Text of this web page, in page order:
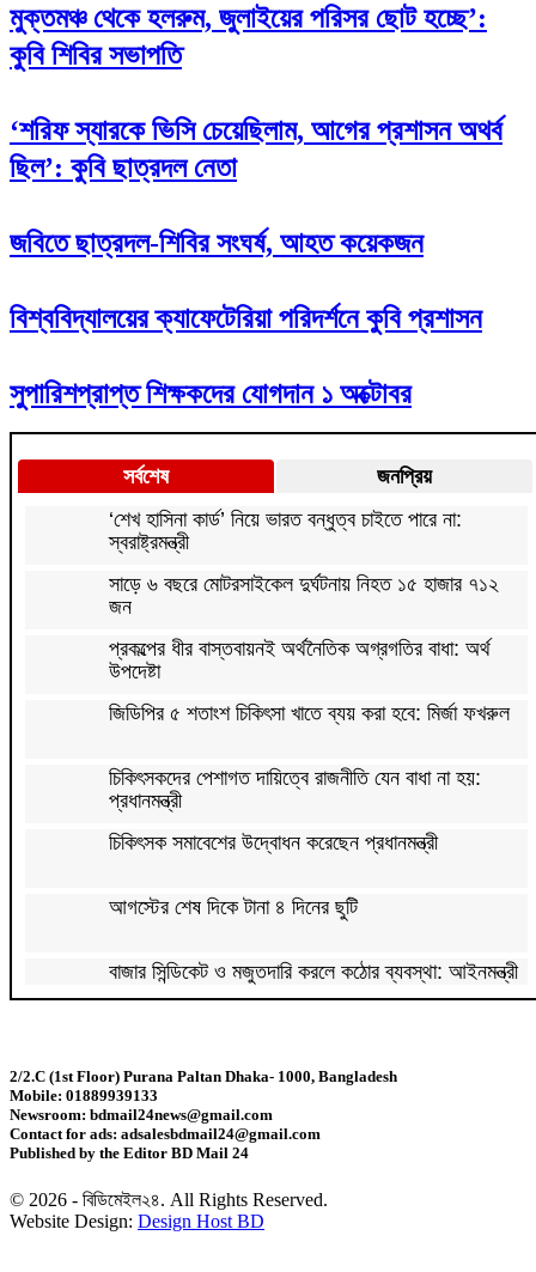
মুক্তমঞ্চ থেকে হলরুম, জুলাইয়ের পরিসর ছোট হচ্ছে’:
কুবি শিবির সভাপতি
‘শরিফ স্যারকে ভিসি চেয়েছিলাম, আগের প্রশাসন অথর্ব
ছিল’: কুবি ছাত্রদল নেতা
জবিতে ছাত্রদল-শিবির সংঘর্ষ, আহত কয়েকজন
বিশ্ববিদ্যালয়ের ক্যাফেটেরিয়া পরিদর্শনে কুবি প্রশাসন
সুপারিশপ্রাপ্ত শিক্ষকদের যোগদান ১ অক্টোবর
সর্বশেষ
জনপ্রিয়
‘শেখ হাসিনা কার্ড’ নিয়ে ভারত বন্ধুত্ব চাইতে পারে না:
স্বরাষ্ট্রমন্ত্রী
সাড়ে ৬ বছরে মোটরসাইকেল দুর্ঘটনায় নিহত ১৫ হাজার ৭১২
জন
প্রকল্পের ধীর বাস্তবায়নই অর্থনৈতিক অগ্রগতির বাধা: অর্থ
উপদেষ্টা
জিডিপির ৫ শতাংশ চিকিৎসা খাতে ব্যয় করা হবে: মির্জা ফখরুল
চিকিৎসকদের পেশাগত দায়িত্বে রাজনীতি যেন বাধা না হয়:
প্রধানমন্ত্রী
চিকিৎসক সমাবেশের উদ্বোধন করেছেন প্রধানমন্ত্রী
আগস্টের শেষ দিকে টানা ৪ দিনের ছুটি
বাজার সিন্ডিকেট ও মজুতদারি করলে কঠোর ব্যবস্থা: আইনমন্ত্রী
কাঁধখোলা গাউনে নজর কাড়লেন নুসরাত ফারিয়া
রাজধানীতে ২৪ ঘণ্টায় ৪৮৫ গ্রেপ্তার
হারিয়ে যাচ্ছে বাংলার চেনা বেতফল
2/2.C (1st Floor) Purana Paltan Dhaka- 1000, Bangladesh
Mobile: 01889939133
Newsroom: bdmail24news@gmail.com
Contact for ads: adsalesbdmail24@gmail.com
Published by the Editor BD Mail 24
© 2026 - বিডিমেইল২৪. All Rights Reserved.
Website Design: Design Host BD